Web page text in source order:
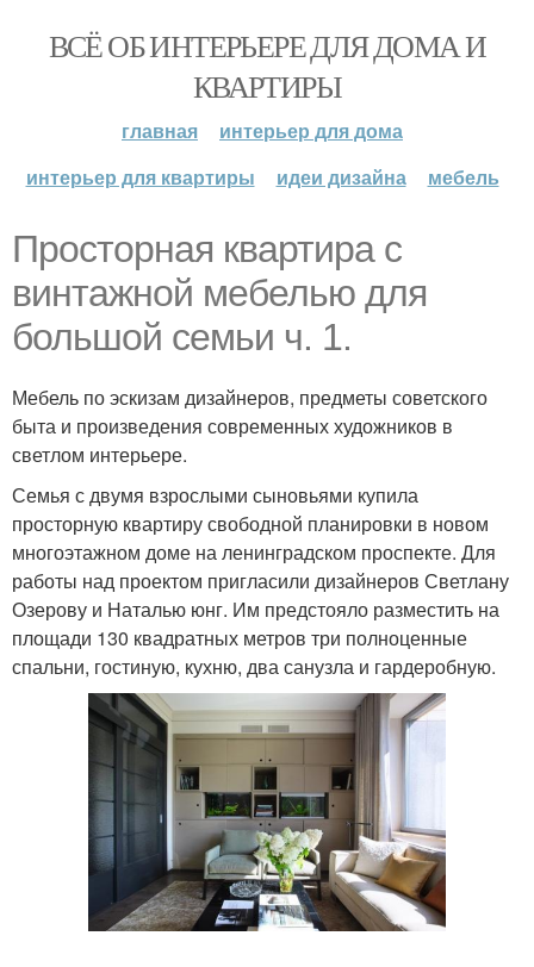
ВСЁ ОБ ИНТЕРЬЕРЕ ДЛЯ ДОМА И
КВАРТИРЫ
главная
интерьер для дома
интерьер для квартиры
идеи дизайна мебель
Просторная квартира с
винтажной мебелью для
большой семьи ч. 1.
Мебель по эскизам дизайнеров, предметы советского
быта и произведения современных художников в
светлом интерьере.
Семья с двумя взрослыми сыновьями купила
просторную квартиру свободной планировки в новом
многоэтажном доме на ленинградском проспекте. Для
работы над проектом пригласили дизайнеров Светлану
Озерову и Наталью юнг. Им предстояло разместить на
площади 130 квадратных метров три полноценные
спальни, гостиную, кухню, два санузла и гардеробную.